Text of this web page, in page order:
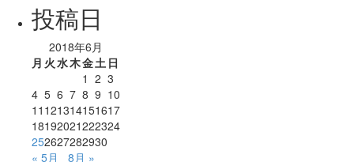
投稿日
2018年6月
月 火水木金土 日
1 2 3
4 5 6 7 8 9 10
11 121314151617
18192021222324
252627282930
« 5月
8月 »